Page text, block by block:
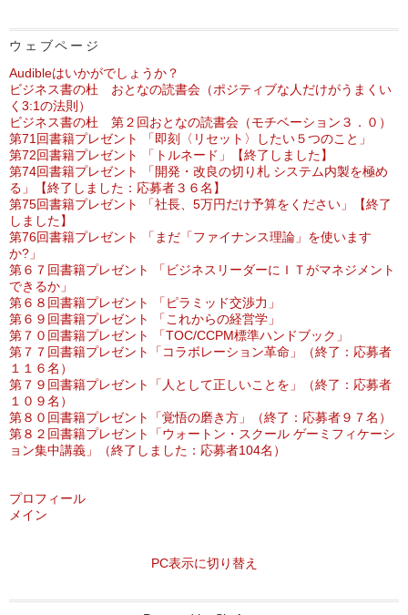
ウェブページ
Audibleはいかがでしょうか？
ビジネス書の杜 おとなの読書会（ポジティブな人だけがうまくい
く3:1の法則）
ビジネス書の杜 第２回おとなの読書会（モチベーション３．０）
第71回書籍プレゼント 「即刻〈リセット〉したい５つのこと」
第72回書籍プレゼント 「トルネード」【終了しました】
第74回書籍プレゼント 「開発・改良の切り札 システム内製を極め
る」【終了しました：応募者３６名】
第75回書籍プレゼント 「社長、5万円だけ予算をください」【終了
しました】
第76回書籍プレゼント 「まだ「ファイナンス理論」を使います
か?」
第６７回書籍プレゼント 「ビジネスリーダーにＩＴがマネジメント
できるか」
第６８回書籍プレゼント 「ピラミッド交渉力」
第６９回書籍プレゼント 「これからの経営学」
第７０回書籍プレゼント 「TOC/CCPM標準ハンドブック」
第７７回書籍プレゼント「コラボレーション革命」（終了：応募者
１１６名）
第７９回書籍プレゼント「人として正しいことを」（終了：応募者
１０９名）
第８０回書籍プレゼント「覚悟の磨き方」（終了：応募者９７名）
第８２回書籍プレゼント「ウォートン・スクール ゲーミフィケーシ
ョン集中講義」（終了しました：応募者104名）
プロフィール
メイン
PC表示に切り替え